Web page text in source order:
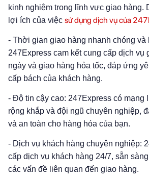
kinh nghiệm trong lĩnh vực giao hàng.
lợi ích của việc sử dụng dịch vụ của
- Thời gian giao hàng nhanh chóng và
247Express cam kết cung cấp dịch vụ
ngày và giao hàng hỏa tốc, đáp ứng
cấp bách của khách hàng.
- Độ tin cậy cao: 247Express có mạng
rộng khắp và đội ngũ chuyên nghiệp,
và an toàn cho hàng hóa của bạn.
- Dịch vụ khách hàng chuyên nghiệp:
cấp dịch vụ khách hàng 24/7, sẵn
các vấn đề liên quan đến giao hàng.